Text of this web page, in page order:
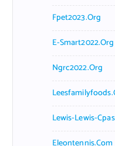
Fpet2023.org
E-Smart2022.org
Ngrc2022.org
Lewis-Lewis-
Eleontennis.com